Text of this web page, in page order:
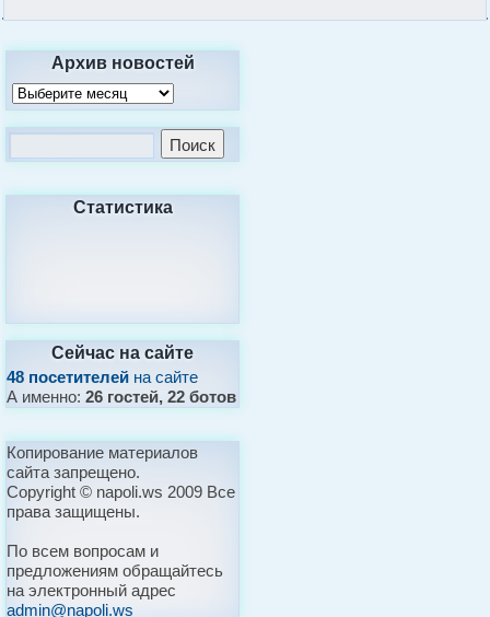
Архив новостей
Статистика
Сейчас на сайте
48 посетителей на сайте
А именно:26 гостей, 22 ботов
Копирование материалов
сайта запрещено.
Copyright © napoli.ws 2009 Все
права защищены.
По всем вопросам и
предложениям обращайтесь
на электронный адрес
admin@napoli.ws